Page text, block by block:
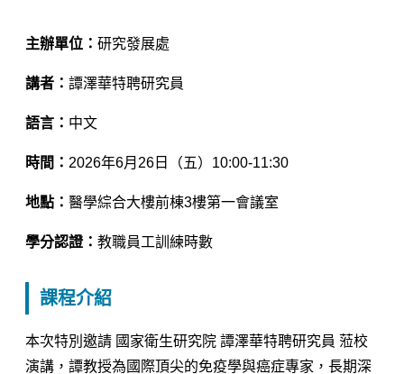
主辦單位： 研究發展處
講者： 譚澤華特聘研究員
語言： 中文
時間： 2026年6月26日（五）10:00-11:30
地點： 醫學綜合大樓前棟3樓第一會議室
學分認證： 教職員工訓練時數
課程介紹
本次特別邀請 國家衛生研究院 譚澤華特聘研究員 蒞校
演講，譚教授為國際頂尖的免疫學與癌症專家，長期深